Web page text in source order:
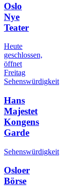
Oslo
Nye
Teater
Heute
geschlossen,
öffnet
Freitag
Sehenswürdigkeit
Hans
Majestet
Kongens
Garde
Sehenswürdigkeit
Osloer
Börse